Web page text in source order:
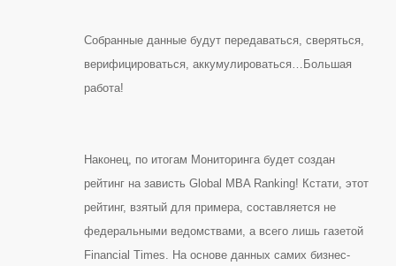
Собранные данные будут передаваться, сверяться,
верифицироваться, аккумулироваться…Большая
работа!
Наконец, по итогам Мониторинга будет создан
рейтинг на зависть Global MBA Ranking! Кстати, этот
рейтинг, взятый для примера, составляется не
федеральными ведомствами, а всего лишь газетой
Financial Times. На основе данных самих бизнес-